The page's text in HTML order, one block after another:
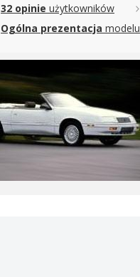
32 opinie użytkowników
Ogólna prezentacja modelu